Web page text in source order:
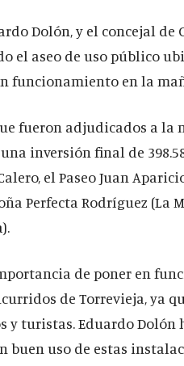
Dolón, y el concejal de
el aseo de uso público
funcionamiento en la
fueron adjudicados a la
una inversión final de
el Paseo Juan
Perfecta Rodríguez (La
de poner en
de Torrevieja, ya
y turistas. Eduardo
buen uso de estas